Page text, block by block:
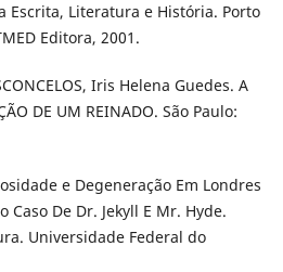
Escrita, Literatura e História. Porto
Editora, 2001.
Iris Helena Guedes. A
DE UM REINADO. São Paulo:
e Degeneração Em Londres
Caso De Dr. Jekyll E Mr. Hyde.
Universidade Federal do